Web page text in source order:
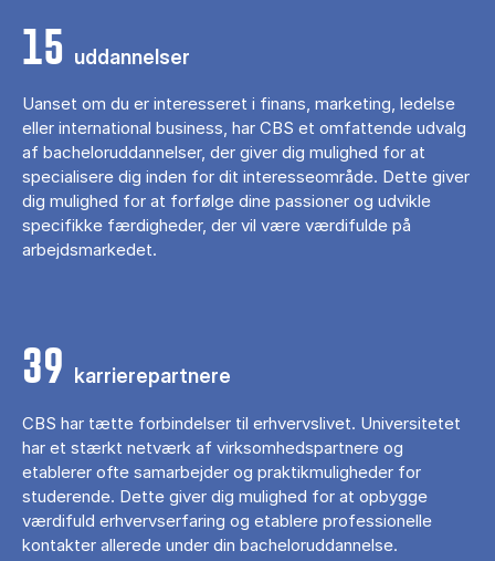
15 uddannelser
Uanset om du er interesseret i finans, marketing, ledelse
eller international business, har CBS et omfattende udvalg
af bacheloruddannelser, der giver dig mulighed for at
specialisere dig inden for dit interesseområde. Dette giver
dig mulighed for at forfølge dine passioner og udvikle
specifikke færdigheder, der vil være værdifulde på
arbejdsmarkedet.
39 karrierepartnere
CBS har tætte forbindelser til erhvervslivet. Universitetet
har et stærkt netværk af virksomhedspartnere og
etablerer ofte samarbejder og praktikmuligheder for
studerende. Dette giver dig mulighed for at opbygge
værdifuld erhvervserfaring og etablere professionelle
kontakter allerede under din bacheloruddannelse.